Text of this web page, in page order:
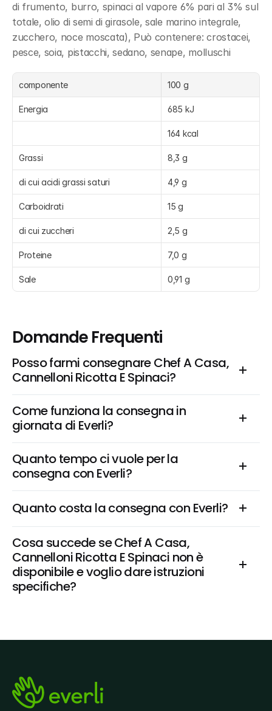
di frumento, burro, spinaci al vapore 6% pari al 3% sul
totale, olio di semi di girasole, sale marino integrale,
zucchero, noce moscata), Può contenere: crostacei,
pesce, soia, pistacchi, sedano, senape, molluschi
componente 100 g
Energia 685 kJ
164 kcal
Grassi 8,3 g
di cui acidi grassi saturi 4,9 g
Carboidrati 15 g
di cui zuccheri 2,5 g
Proteine 7,0 g
Sale 0,91 g
Domande Frequenti
Posso farmi consegnare Chef A Casa,
Cannelloni Ricotta E Spinaci?
Come funziona la consegna in
giornata di Everli?
Quanto tempo ci vuole per la
consegna con Everli?
Quanto costa la consegna con Everli?
Cosa succede se Chef A Casa,
Cannelloni Ricotta E Spinaci non è
disponibile e voglio dare istruzioni
specifiche?